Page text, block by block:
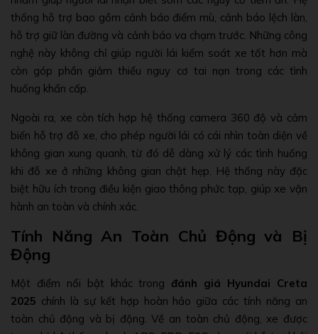
thống hỗ trợ bao gồm cảnh báo điểm mù, cảnh báo lệch làn,
hỗ trợ giữ làn đường và cảnh báo va chạm trước. Những công
nghệ này không chỉ giúp người lái kiểm soát xe tốt hơn mà
còn góp phần giảm thiểu nguy cơ tai nạn trong các tình
huống khẩn cấp.
Ngoài ra, xe còn tích hợp hệ thống camera 360 độ và cảm
biến hỗ trợ đỗ xe, cho phép người lái có cái nhìn toàn diện về
không gian xung quanh, từ đó dễ dàng xử lý các tình huống
khi đỗ xe ở những không gian chật hẹp. Hệ thống này đặc
biệt hữu ích trong điều kiện giao thông phức tạp, giúp xe vận
hành an toàn và chính xác.
Tính Năng An Toàn Chủ Động và Bị
Động
Một điểm nổi bật khác trong đánh giá Hyundai Creta
2025 chính là sự kết hợp hoàn hảo giữa các tính năng an
toàn chủ động và bị động. Về an toàn chủ động, xe được